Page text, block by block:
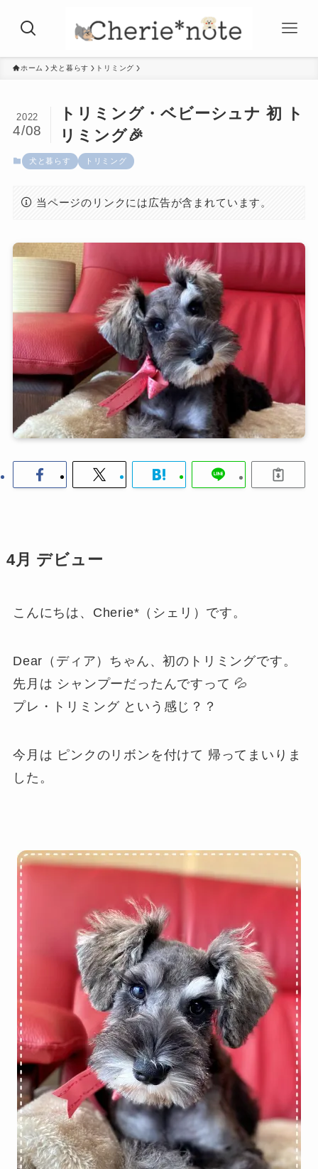
ホーム 犬と暮らす トリミング
トリミング・ベビーシュナ 初 ト
リミング🎉
2022
4/08
犬と暮らす トリミング
当ページのリンクには広告が含まれています。
4月 デビュー
こんにちは、Cherie*（シェリ）です。
Dear（ディア）ちゃん、初のトリミングです。
先月は シャンプーだったんですって 💦
プレ・トリミング という感じ？？
今月は ピンクのリボンを付けて 帰ってまいりま
した。